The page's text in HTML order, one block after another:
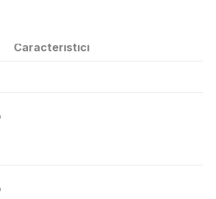
Caracteristici